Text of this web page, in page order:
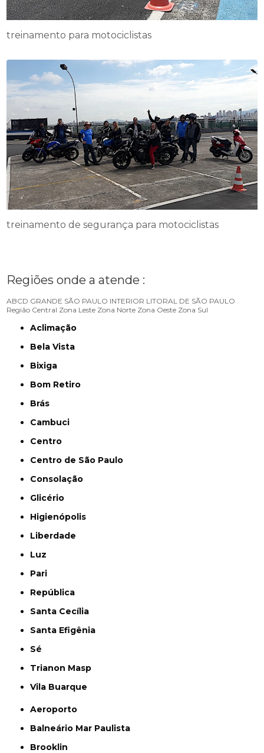
treinamento para motociclistas
treinamento de segurança para motociclistas
Regiões onde a atende :
ABCD GRANDE SÃO PAULO INTERIOR LITORAL DE SÃO PAULO
Região Central Zona Leste Zona Norte Zona Oeste Zona Sul
Aclimação
Bela Vista
Bixiga
Bom Retiro
Brás
Cambuci
Centro
Centro de São Paulo
Consolação
Glicério
Higienópolis
Liberdade
Luz
Pari
República
Santa Cecília
Santa Efigênia
Sé
Trianon Masp
Vila Buarque
Aeroporto
Balneário Mar Paulista
Brooklin